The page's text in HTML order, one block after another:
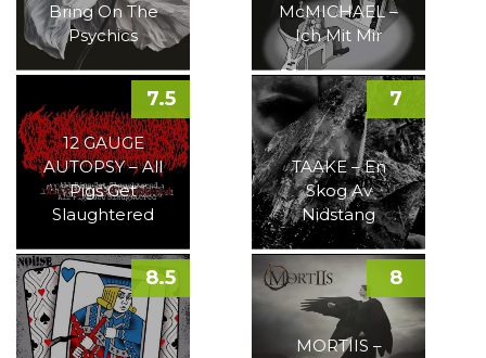
Bring On The
Psychics
McMICHAEL –
Ich Mit Mir
12 GAUGE
AUTOPSY – All
Pigs Get
Slaughtered
7.5
TAAKE – En
Skog Av
Nidstang
7
8.5
MORTIIS –
8